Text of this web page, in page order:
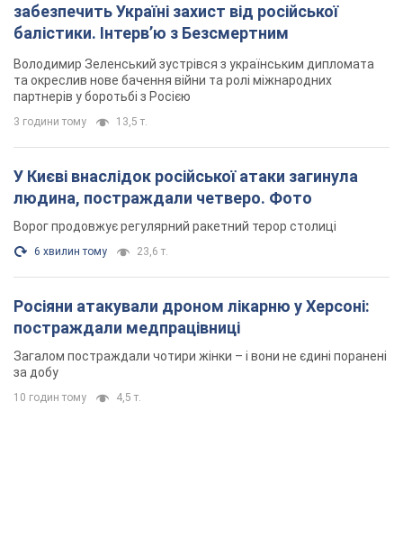
забезпечить Україні захист від російської
балістики. Інтерв’ю з Безсмертним
Володимир Зеленський зустрівся з українським дипломата
та окреслив нове бачення війни та ролі міжнародних
партнерів у боротьбі з Росією
3 години тому 13,5 т.
У Києві внаслідок російської атаки загинула
людина, постраждали четверо. Фото
Ворог продовжує регулярний ракетний терор столиці
6 хвилин тому 23,6 т.
Росіяни атакували дроном лікарню у Херсоні:
постраждали медпрацівниці
Загалом постраждали чотири жінки – і вони не єдині поранені
за добу
10 годин тому 4,5 т.